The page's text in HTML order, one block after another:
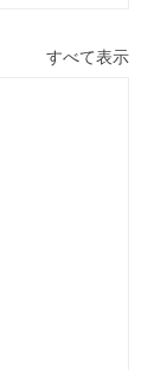
すべて表示